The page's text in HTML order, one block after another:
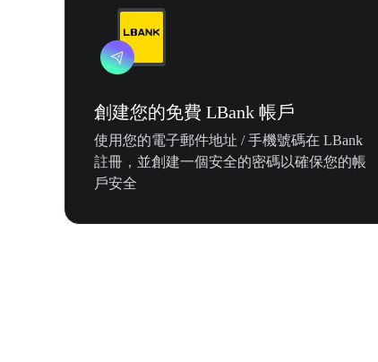
創建您的免費 LBank 帳戶
使用您的電子郵件地址 / 手機號碼在 LBank
註冊，並創建一個安全的密碼以確保您的帳
戶安全